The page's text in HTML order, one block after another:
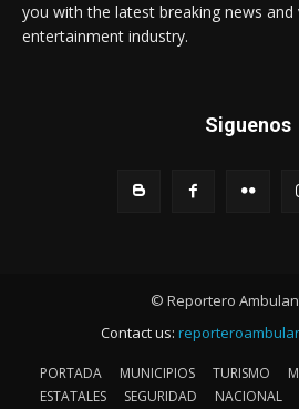
you with the latest breaking news
entertainment industry.
Siguenos
© Reportero
Contact us:
PORTADA MUNICIPIOS TURISMO
ESTATALES
SEGURIDAD NACIONAL